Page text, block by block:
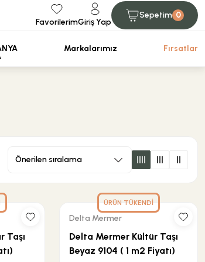
FavorilerimGiriş Yap
Sepetim 0
Markalarımız Fırsatlar
Taşı
ÜRÜN TÜKENDİ
Delta Mermer
Delta Mermer Kültür Taşı
Beyaz 9104 ( 1 m2 Fiyatı)